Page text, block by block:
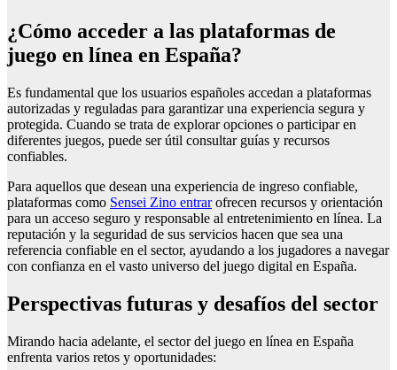
¿Cómo acceder a las plataformas de
juego en línea en España?
Es fundamental que los usuarios españoles accedan a plataformas
autorizadas y reguladas para garantizar una experiencia segura y
protegida. Cuando se trata de explorar opciones o participar en
diferentes juegos, puede ser útil consultar guías y recursos
confiables.
Para aquellos que desean una experiencia de ingreso confiable,
plataformas como Sensei Zino entrarofrecen recursos y orientación
para un acceso seguro y responsable al entretenimiento en línea. La
reputación y la seguridad de sus servicios hacen que sea una
referencia confiable en el sector, ayudando a los jugadores a navegar
con confianza en el vasto universo del juego digital en España.
Perspectivas futuras y desafíos del sector
Mirando hacia adelante, el sector del juego en línea en España
enfrenta varios retos y oportunidades: